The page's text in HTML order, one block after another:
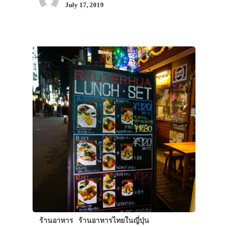
July 17, 2019
ร้านอาหาร ร้านอาหารไทยในญี่ปุ่น